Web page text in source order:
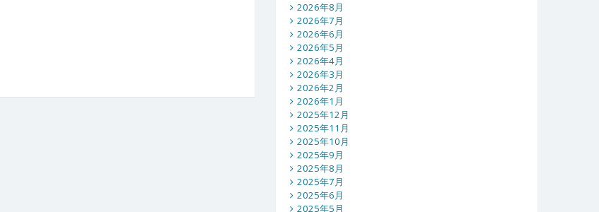
2026年8月
2026年7月
2026年6月
2026年5月
2026年4月
2026年3月
2026年2月
2026年1月
2025年12月
2025年11月
2025年10月
2025年9月
2025年8月
2025年7月
2025年6月
2025年5月